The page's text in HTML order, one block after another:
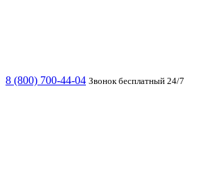
8 (800) 700-44-04 Звонок бесплатный 24/7